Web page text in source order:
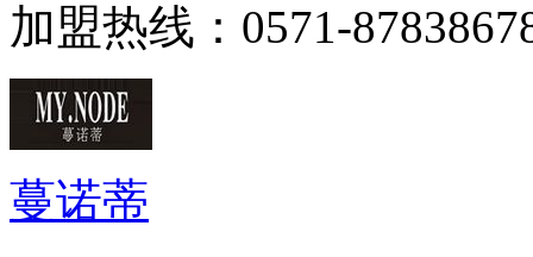
加盟热线：0571-
蔓诺蒂